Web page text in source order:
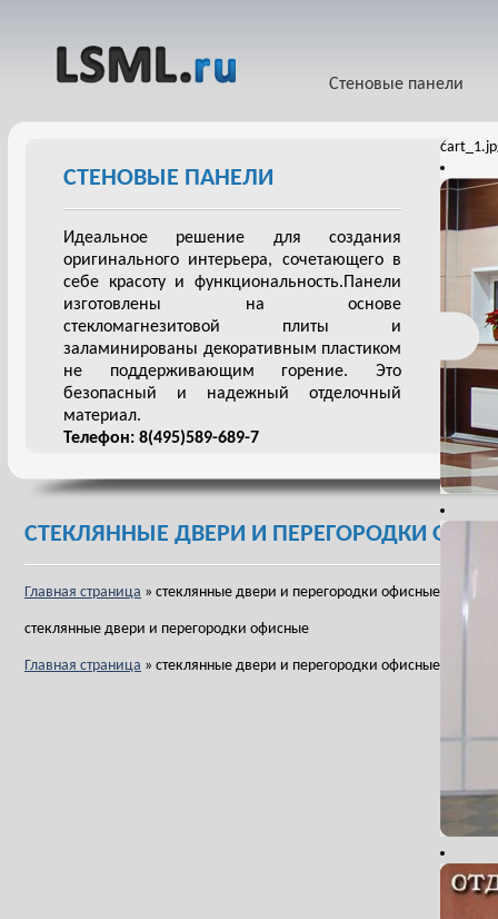
Стеновые панели
СТЕНОВЫЕ ПАНЕЛИ
Идеальное решение для создания
оригинального интерьера, сочетающего в
себе красоту и функциональность.Панели
изготовлены на основе
стекломагнезитовой плиты и
заламинированы декоративным пластиком
не поддерживающим горение. Это
безопасный и надежный отделочный
материал.
Телефон: 8(495)589-689-7
СТЕКЛЯННЫЕ ДВЕРИ И ПЕРЕГОРОДКИ
Главная страница » стеклянные двери и перегородки офисные
стеклянные двери и перегородки офисные
Главная страница » стеклянные двери и перегородки офисные